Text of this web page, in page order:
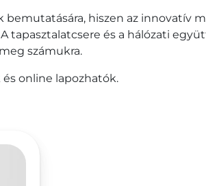
hiszen az innovatív
tapasztalatcsere és a hálózati
számukra.
online lapozhatók.